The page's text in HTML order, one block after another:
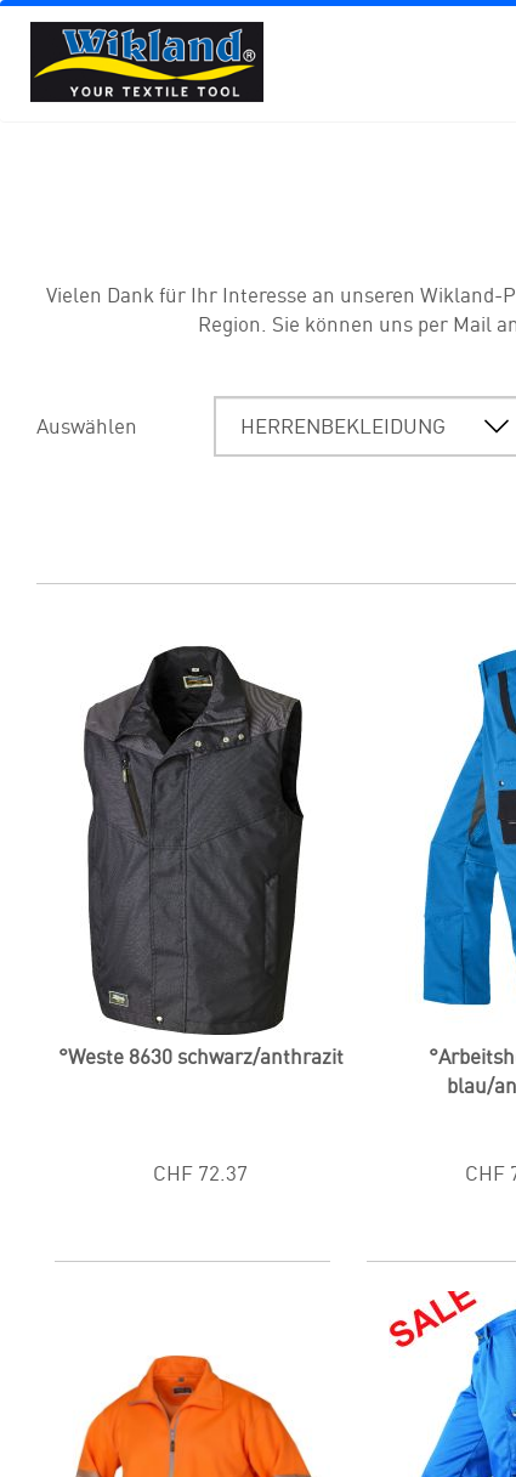
Vielen Dank für Ihr Interesse an unseren
Region. Sie können uns per Mail
Auswählen
°Weste 8630 schwarz/anthrazit
CHF 72.37
blau/
CHF